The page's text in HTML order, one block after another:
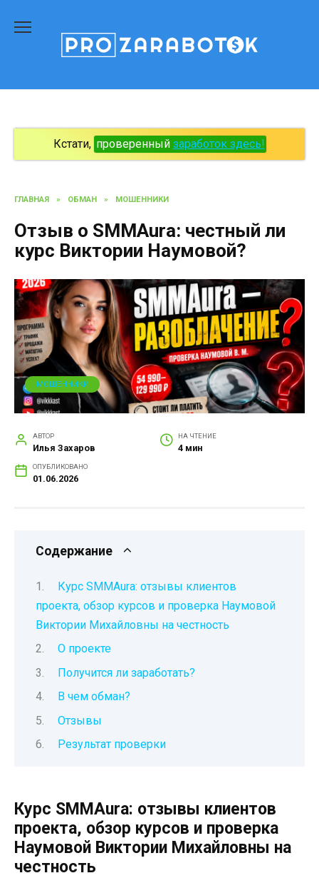
содержанию
Кстати, проверенный заработок здесь!
ГЛАВНАЯ » ОБМАН » МОШЕННИКИ
Отзыв о SMMAura: честный ли
курс Виктории Наумовой?
МОШЕННИКИ
АВТОР
Илья Захаров
НА ЧТЕНИЕ
4 мин
ОПУБЛИКОВАНО
01.06.2026
Содержание
Курс SMMAura: отзывы клиентов
проекта, обзор курсов и проверка Наумовой
Виктории Михайловны на честность
О проекте
Получится ли заработать?
В чем обман?
Отзывы
Результат проверки
Курс SMMAura: отзывы клиентов
проекта, обзор курсов и проверка
Наумовой Виктории Михайловны на
честность